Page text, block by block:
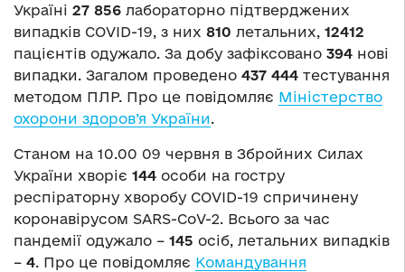
Україні 27 856 лабораторно підтверджених
випадків COVID-19, з них 810 летальних, 12412
пацієнтів одужало. За добу зафіксовано 394 нові
випадки. Загалом проведено 437 444 тестування
методом ПЛР. Про це повідомляє Міністерство
охорони здоров’я України
Станом на 10.00 09 червня в Збройних Силах
України хворіє 144 особи на гостру
респіраторну хворобу COVID-19 спричинену
коронавірусом SARS-CoV-2. Всього за час
пандемії одужало – 145 осіб, летальних випадків
– 4 . Про це повідомляє Командування